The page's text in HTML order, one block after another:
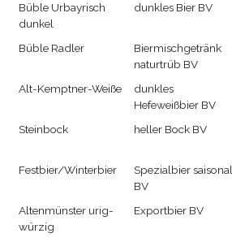
Büble Urbayrisch
dunkel
dunkles Bier BV
Büble Radler
Biermischgetränk
naturtrüb BV
Alt-Kemptner-Weiße
dunkles
Hefeweißbier BV
Steinbock heller Bock BV
Festbier/Winterbier
Spezialbier saisonal
BV
Altenmünster urig-
würzig
Exportbier BV